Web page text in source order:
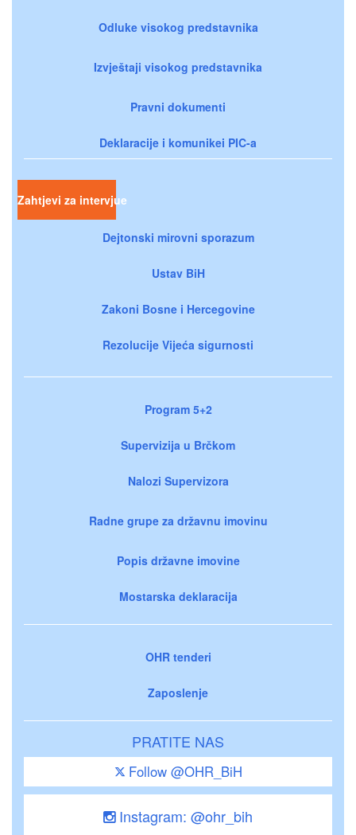
Odluke visokog predstavnika
Izvještaji visokog predstavnika
Pravni dokumenti
Deklaracije i komunikei PIC-a
Zahtjevi za intervjue
Dejtonski mirovni sporazum
Ustav BiH
Zakoni Bosne i Hercegovine
Rezolucije Vijeća sigurnosti
Program 5+2
Supervizija u Brčkom
Nalozi Supervizora
Radne grupe za državnu imovinu
Popis državne imovine
Mostarska deklaracija
OHR tenderi
Zaposlenje
PRATITE NAS
Follow @OHR_BiH
Instagram: @ohr_bih